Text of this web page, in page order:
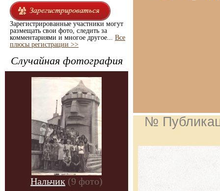
Зарегистрированные участники могут
размещать свои фото, следить за
комментариями и многое другое... Все
плюсы регистрации >>
Случайная фотография
Нальчик (9 фото)
№